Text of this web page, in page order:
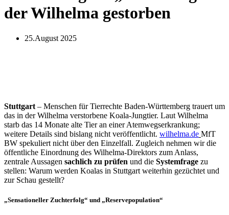
der Wilhelma gestorben
25.August 2025
Stuttgart – Menschen für Tierrechte Baden-Württemberg trauert um
das in der Wilhelma verstorbene Koala-Jungtier. Laut Wilhelma
starb das 14 Monate alte Tier an einer Atemwegserkrankung;
weitere Details sind bislang nicht veröffentlicht. wilhelma.de MfT
BW spekuliert nicht über den Einzelfall. Zugleich nehmen wir die
öffentliche Einordnung des Wilhelma-Direktors zum Anlass,
zentrale Aussagen sachlich zu prüfen und die Systemfrage zu
stellen: Warum werden Koalas in Stuttgart weiterhin gezüchtet und
zur Schau gestellt?
„Sensationeller Zuchterfolg“ und „Reservepopulation“